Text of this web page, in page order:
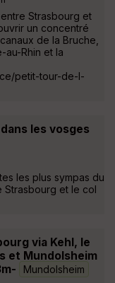
Strasbourg et
un concentré
de la Bruche,
au-Rhin et la
petit-tour-de-l-
les vosges
les plus sympas du
Strasbourg et le col
via Kehl, le
et Mundolsheim
Mundolsheim